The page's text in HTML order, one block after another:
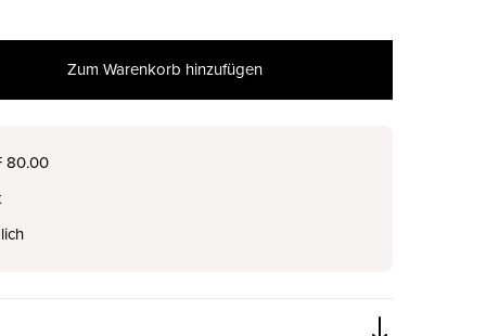
Zum Warenkorb hinzufügen
80.00